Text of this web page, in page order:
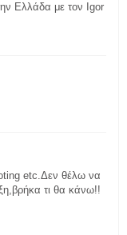
Ελλάδα με τον Igor
etc.Δεν θέλω να
τι θα κάνω!!